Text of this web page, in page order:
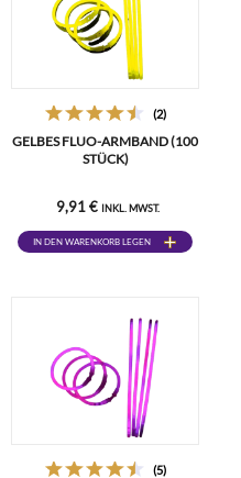
(2)
GELBES FLUO-ARMBAND (100
STÜCK)
9,91 € INKL. MWST.
IN DEN WARENKORB LEGEN
(5)